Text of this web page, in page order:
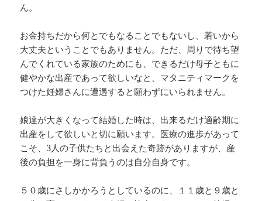
ん。
お金持ちだから何とでもなることでもないし、若いから
大丈夫ということでもありません。ただ、周りで待ち望
んでくれている家族のためにも、できるだけ母子ともに
健やかな出産であって欲しいなと、マタニティマークを
つけた妊婦さんに遭遇すると願わずにいられません。
娘達が大きくなって結婚した時は、出来るだけ適齢期に
出産をして欲しいと切に願います。医療の進歩があって
こそ、3人の子供たちと出会えた奇跡がありますが、産
後の負担を一身に背負うのは自分自身です。
５０歳にさしかかろうとしているのに、１１歳と９歳と